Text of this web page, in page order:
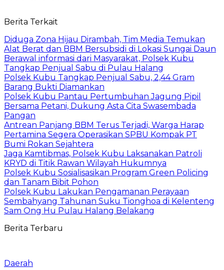
Berita Terkait
Diduga Zona Hijau Dirambah, Tim Media Temukan
Alat Berat dan BBM Bersubsidi di Lokasi Sungai Daun
Berawal informasi dari Masyarakat, Polsek Kubu
Tangkap Penjual Sabu di Pulau Halang
Polsek Kubu Tangkap Penjual Sabu, 2,44 Gram
Barang Bukti Diamankan
Polsek Kubu Pantau Pertumbuhan Jagung Pipil
Bersama Petani, Dukung Asta Cita Swasembada
Pangan
Antrean Panjang BBM Terus Terjadi, Warga Harap
Pertamina Segera Operasikan SPBU Kompak PT
Bumi Rokan Sejahtera
Jaga Kamtibmas, Polsek Kubu Laksanakan Patroli
KRYD di Titik Rawan Wilayah Hukumnya
Polsek Kubu Sosialisasikan Program Green Policing
dan Tanam Bibit Pohon
Polsek Kubu Lakukan Pengamanan Perayaan
Sembahyang Tahunan Suku Tionghoa di Kelenteng
Sam Ong Hu Pulau Halang Belakang
Berita Terbaru
Daerah